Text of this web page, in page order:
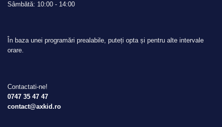
Sâmbătă: 10:00 - 14:00
În baza unei programări prealabile, puteți opta și pentru alte intervale
orare.
Contactati-ne!
0747 35 47 47
contact@axkid.ro